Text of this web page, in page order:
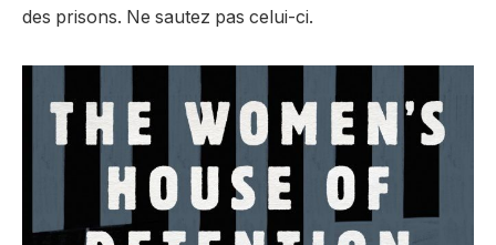
des prisons. Ne sautez pas celui-ci.